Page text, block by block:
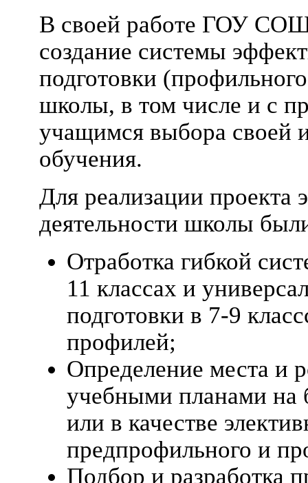
В своей работе ГОУ
создание системы
подготовки
школы, в том числе и с
учащимся выбора своей
обучения.
Для реализации проекта
деятельности школы
Отработка гибкой
11 классах и
подготовки в 7-9
профилей;
Определение места и
учебными планами на
или в качестве
предпрофильного и
Подбор и разработка